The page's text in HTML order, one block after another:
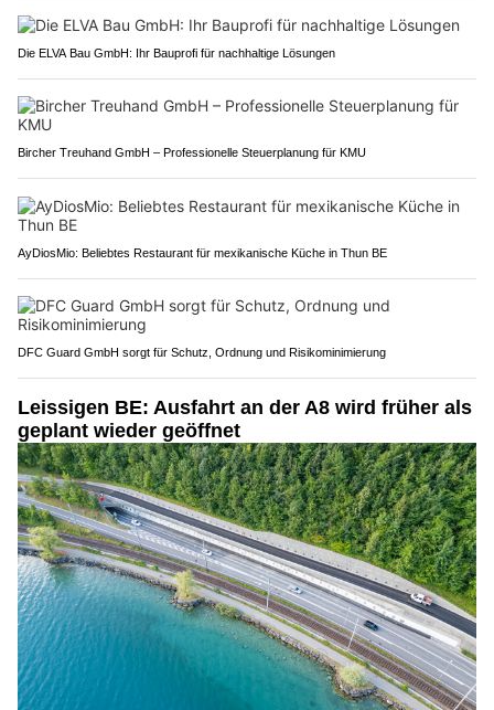
Die ELVA Bau GmbH: Ihr Bauprofi für nachhaltige Lösungen
Bircher Treuhand GmbH – Professionelle Steuerplanung für KMU
AyDiosMio: Beliebtes Restaurant für mexikanische Küche in Thun BE
DFC Guard GmbH sorgt für Schutz, Ordnung und Risikominimierung
Leissigen BE: Ausfahrt an der A8 wird früher als
geplant wieder geöffnet